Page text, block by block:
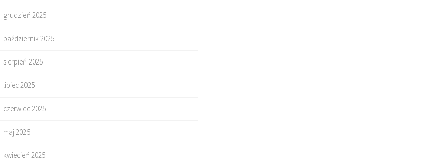
grudzień 2025
październik 2025
sierpień 2025
lipiec 2025
czerwiec 2025
maj 2025
kwiecień 2025